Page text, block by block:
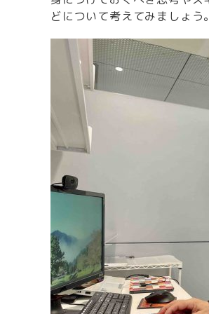
どについて考えてみましょう